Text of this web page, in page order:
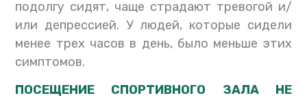
подолгу сидят, чаще страдают тревогой и/
или депрессией. У людей, которые сидели
менее трех часов в день, было меньше этих
симптомов.
ПОСЕЩЕНИЕ СПОРТИВНОГО ЗАЛА НЕ